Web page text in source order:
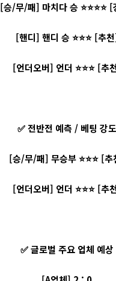
[승/무/패] 마치다 승 ⭐⭐⭐⭐
[핸디] 핸디 승 ⭐⭐⭐ [추
[언더오버] 언더 ⭐⭐⭐ [추
✅ 전반전 예측 / 베팅 강도
[승/무/패] 무승부 ⭐⭐⭐ [추
[언더오버] 언더 ⭐⭐⭐ [추
✅ 글로벌 주요 업체 예상